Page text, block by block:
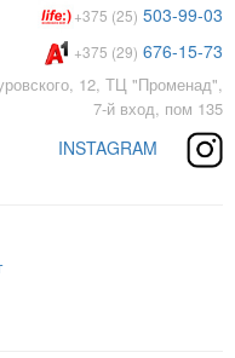
+375 (25) 503-99-03
+375 (29) 676-15-73
12, ТЦ "Променад",
7-й вход, пом 135
INSTAGRAM